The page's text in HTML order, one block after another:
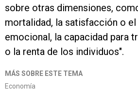
sobre otras dimensiones,
mortalidad, la satisfacción o
emocional, la capacidad para
o la renta de los individuos".
MÁS SOBRE ESTE TEMA
Economía